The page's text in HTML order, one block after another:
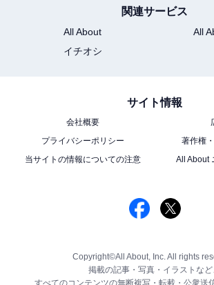
関連サービス
All About
All
イチオシ
サイト情報
会社概要
プライバシーポリシー
著作権
当サイトの情報についての注意
All About
Copyright©All About, Inc. All rights
掲載の記事・写真・イラストなど